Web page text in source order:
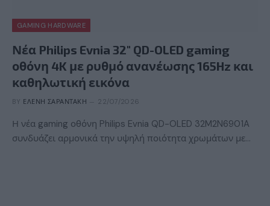
GAMING HARDWARE
Νέα Philips Evnia 32″ QD-OLED gaming
οθόνη 4K με ρυθμό ανανέωσης 165Hz και
καθηλωτική εικόνα
BY ΕΛΈΝΗ ΣΑΡΑΝΤΆΚΗ 22/07/2026
Η νέα gaming οθόνη Philips Evnia QD-OLED 32M2N6901A
συνδυάζει αρμονικά την υψηλή ποιότητα χρωμάτων με…